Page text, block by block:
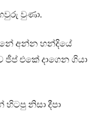
වුණා.
අනේ අන්න හන්දියේ
එකේ දාගෙන ගියා
නිසා දීපා